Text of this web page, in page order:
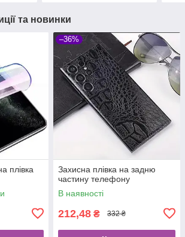
та новинки
плівка
–36%
Захисна плівка на задню
частину телефону
В наявності
212,48 ₴ 332 ₴